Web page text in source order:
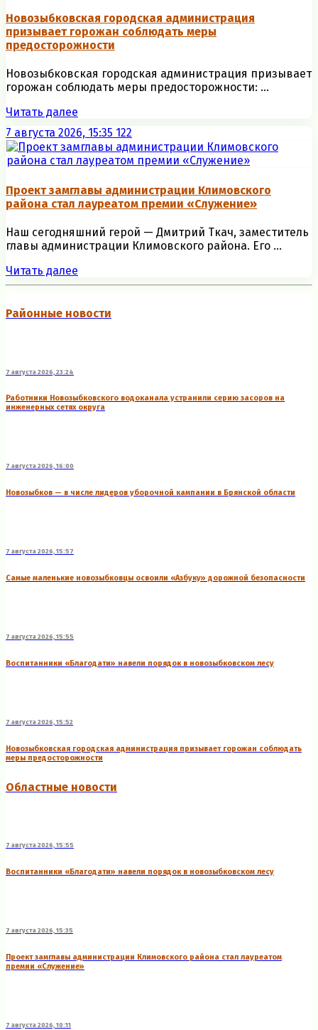
Новозыбковская городская администрация
призывает горожан соблюдать меры
предосторожности
Новозыбковская городская администрация призывает
горожан соблюдать меры предосторожности: ...
Читать далее
7 августа 2026, 15:35 122
Проект замглавы администрации Климовского
района стал лауреатом премии «Служение»
Наш сегодняшний герой — Дмитрий Ткач, заместитель
главы администрации Климовского района. Его ...
Читать далее
Районные новости
7 августа 2026, 23:24
Работники Новозыбковского водоканала устранили серию засоров на
инженерных сетях округа
7 августа 2026, 16:00
Новозыбков — в числе лидеров уборочной кампании в Брянской области
7 августа 2026, 15:57
Самые маленькие новозыбковцы освоили «Азбуку» дорожной безопасности
7 августа 2026, 15:55
Воспитанники «Благодати» навели порядок в новозыбковском лесу
7 августа 2026, 15:52
Новозыбковская городская администрация призывает горожан соблюдать
меры предосторожности
Областные новости
7 августа 2026, 15:55
Воспитанники «Благодати» навели порядок в новозыбковском лесу
7 августа 2026, 15:35
Проект замглавы администрации Климовского района стал лауреатом
премии «Служение»
7 августа 2026, 10:11